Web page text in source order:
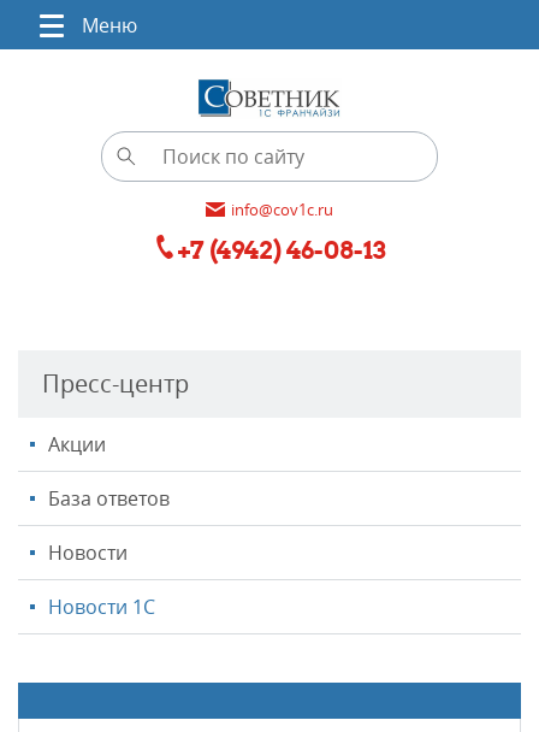
Меню
info@cov1c.ru
+7 (4942) 46-08-13
Пресс-центр
Акции
База ответов
Новости
Новости 1С